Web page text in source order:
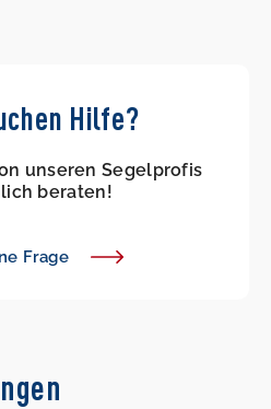
Hilfe?
unseren Segelprofis
beraten!
Frage